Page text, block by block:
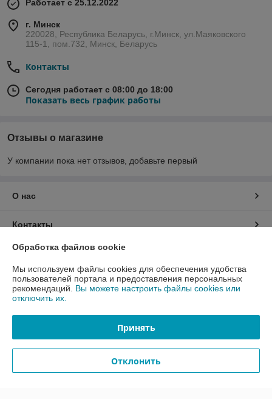
Работает с 25.12.2022
г. Минск
220028, Республика Беларусь, г.Минск, ул.Маяковского
115-1, пом.732, Минск, Беларусь
Контакты
Сегодня работает с 08:00 до 18:00
Показать весь график работы
Отзывы о магазине
У компании пока нет отзывов, добавьте первый
О нас
Контакты
Доставка и оплата
График работы
Политика обработки cookies
Сайт создан на платформе Deal.by
Обработка файлов cookie
Мы используем файлы cookies для обеспечения удобства
пользователей портала и предоставления персональных
рекомендаций. Вы можете настроить файлы cookies или
отключить их.
Принять
Отклонить